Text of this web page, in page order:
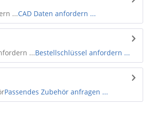
...CAD Daten anfordern ...
...Bestellschlüssel anfordern ...
Passendes Zubehör anfragen ...